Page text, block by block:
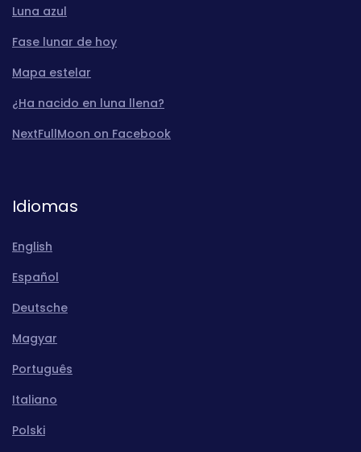
Luna azul
Fase lunar de hoy
Mapa estelar
¿Ha nacido en luna llena?
NextFullMoon on Facebook
Idiomas
English
Español
Deutsche
Magyar
Português
Italiano
Polski